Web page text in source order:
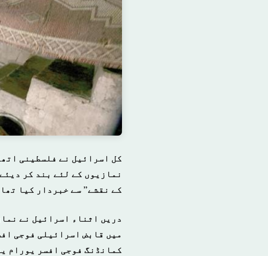
کل اسرائیل نے فلسطینی
نمازیوں کے لئے بند کر
کے نقشے” سے خبردار کیا
دریں اثناء اسرائیل نے
میں قابض اسرائیلی فوجی
کمانڈنگ فوجی افسر یورام